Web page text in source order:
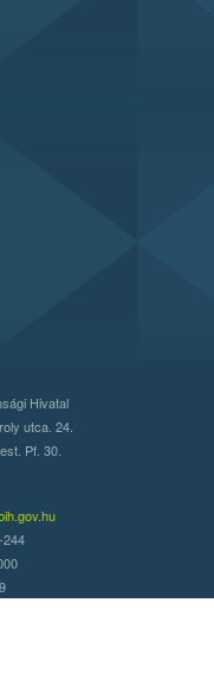
Hivatal
utca. 24.
Pf. 30.
244